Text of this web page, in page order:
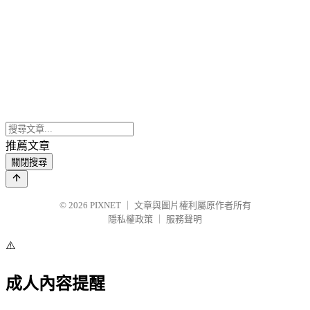
推薦文章
關閉搜尋
© 2026 PIXNET
文章與圖片權利屬原作者所有
隱私權政策
服務聲明
⚠️
成人內容提醒